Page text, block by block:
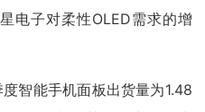
电子对柔性OLED需求的增
智能手机面板出货量为1.48